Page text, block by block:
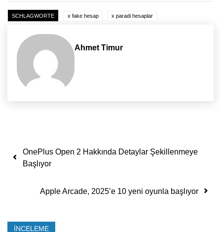
SCHLAGWORTE x fake hesap x paradi hesaplar
Ahmet Timur
Yazı dolaşımı
OnePlus Open 2 Hakkında Detaylar Şekillenmeye
Başlıyor
Apple Arcade, 2025’e 10 yeni oyunla başlıyor
İNCELEME